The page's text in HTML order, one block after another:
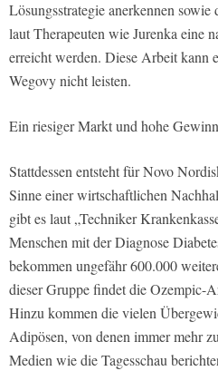
Lösungsstrategie anerkennen
laut Therapeuten wie Jurenka eine
erreicht werden. Diese Arbeit kann
Wegovy nicht leisten.
Ein riesiger Markt und hohe
Stattdessen entsteht für Novo
Sinne einer wirtschaftlichen
gibt es laut „Techniker
Menschen mit der Diagnose
bekommen ungefähr 600.000
dieser Gruppe findet die Ozempic-
Hinzu kommen die vielen
Adipösen, von denen immer mehr
Medien wie die Tagesschau